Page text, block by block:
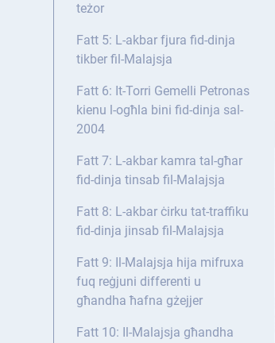
teżor
Fatt 5: L-akbar fjura fid-dinja
tikber fil-Malajsja
Fatt 6: It-Torri Gemelli Petronas
kienu l-ogħla bini fid-dinja sal-
2004
Fatt 7: L-akbar kamra tal-għar
fid-dinja tinsab fil-Malajsja
Fatt 8: L-akbar ċirku tat-traffiku
fid-dinja jinsab fil-Malajsja
Fatt 9: Il-Malajsja hija mifruxa
fuq reġjuni differenti u
għandha ħafna gżejjer
Fatt 10: Il-Malajsja għandha